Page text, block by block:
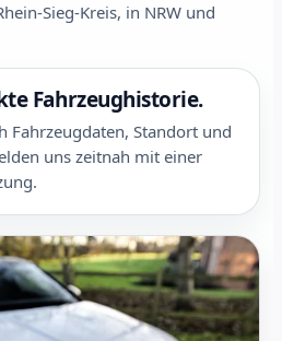
Sieg-Kreis, in NRW und
Fahrzeughistorie.
Fahrzeugdaten, Standort und
uns zeitnah mit einer